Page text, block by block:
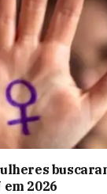
2026